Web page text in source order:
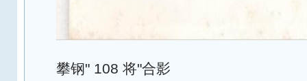
攀钢" 108 将"合影